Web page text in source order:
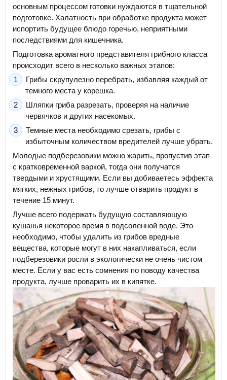
основным процессом готовки нуждаются в тщательной
подготовке. Халатность при обработке продукта может
испортить будущее блюдо горечью, неприятными
последствиями для кишечника.
Подготовка ароматного представителя грибного класса
происходит всего в несколько важных этапов:
Грибы скрупулезно перебрать, избавляя каждый от
темного места у корешка.
Шляпки гриба разрезать, проверяя на наличие
червячков и других насекомых.
Темные места необходимо срезать, грибы с
избыточным количеством вредителей лучше убрать.
Молодые подберезовики можно жарить, пропустив этап
с кратковременной варкой, тогда они получатся
твердыми и хрустящими. Если вы добиваетесь эффекта
мягких, нежных грибов, то лучше отварить продукт в
течение 15 минут.
Лучше всего подержать будущую составляющую
кушанья некоторое время в подсоленной воде. Это
необходимо, чтобы удалить из грибов вредные
вещества, которые могут в них накапливаться, если
подберезовики росли в экологически не очень чистом
месте. Если у вас есть сомнения по поводу качества
продукта, лучше проварить их в кипятке.